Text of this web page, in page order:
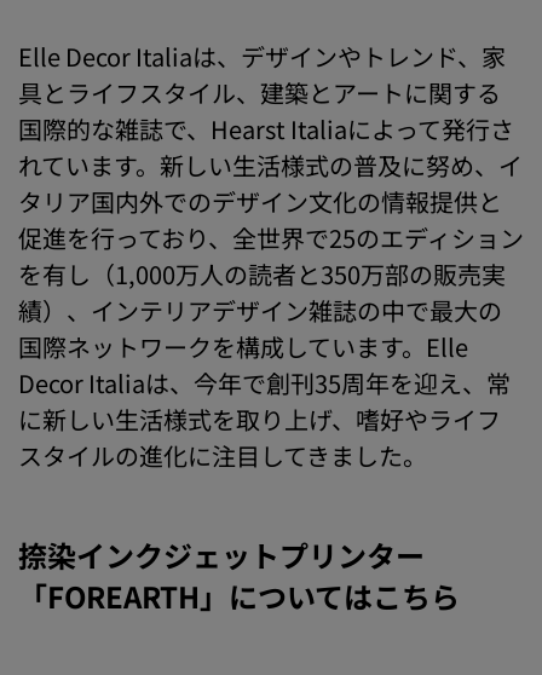
Elle Decor Italiaは、デザインやトレンド、家
具とライフスタイル、建築とアートに関する
国際的な雑誌で、Hearst Italiaによって発行さ
れています。新しい生活様式の普及に努め、イ
タリア国内外でのデザイン文化の情報提供と
促進を行っており、全世界で25のエディション
を有し（1,000万人の読者と350万部の販売実
績）、インテリアデザイン雑誌の中で最大の
国際ネットワークを構成しています。Elle
Decor Italiaは、今年で創刊35周年を迎え、常
に新しい生活様式を取り上げ、嗜好やライフ
スタイルの進化に注目してきました。
捺染インクジェットプリンター
「FOREARTH」についてはこちら